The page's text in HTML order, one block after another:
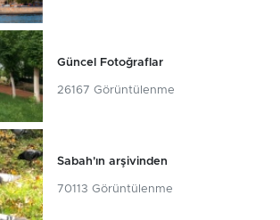
Güncel Fotoğraflar
26167 Görüntülenme
Sabah'ın arşivinden
70113 Görüntülenme